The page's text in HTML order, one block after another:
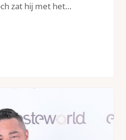
zat hij met het
zorgden ervoor dat hij
liet doen. Een mooi
mooie set tanden doet